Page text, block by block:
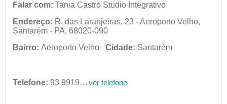
Falar com: Tania Castro Studio Integrativo
Endereço: R. das Laranjeiras, 23 - Aeroporto Velho,
Santarém - PA, 68020-090
Bairro: Aeroporto Velho Cidade: Santarém
Telefone: 93 99190-3662 ver telefone